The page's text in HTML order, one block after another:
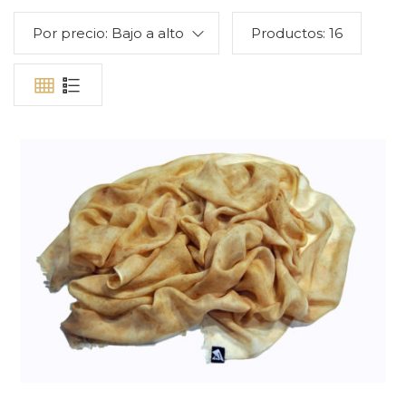
Por precio: Bajo a alto Productos: 16